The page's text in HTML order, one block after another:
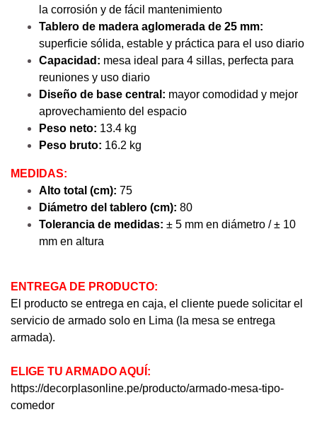
la corrosión y de fácil mantenimiento
Tablero de madera aglomerada de 25 mm:
superficie sólida, estable y práctica para el uso diario
Capacidad: mesa ideal para 4 sillas, perfecta para
reuniones y uso diario
Diseño de base central: mayor comodidad y mejor
aprovechamiento del espacio
Peso neto: 13.4 kg
Peso bruto: 16.2 kg
MEDIDAS:
Alto total (cm): 75
Diámetro del tablero (cm): 80
Tolerancia de medidas: ± 5 mm en diámetro / ± 10
mm en altura
ENTREGA DE PRODUCTO:
El producto se entrega en caja, el cliente puede solicitar el
servicio de armado solo en Lima (la mesa se entrega
armada).
ELIGE TU ARMADO AQUÍ:
https://decorplasonline.pe/producto/armado-mesa-tipo-
comedor